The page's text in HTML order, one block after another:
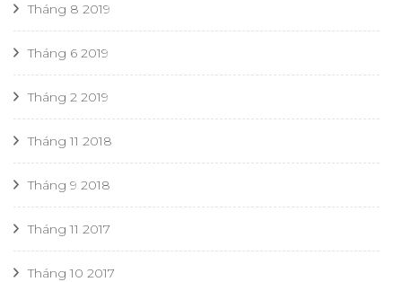
Tháng 8 2019
Tháng 6 2019
Tháng 2 2019
Tháng 11 2018
Tháng 9 2018
Tháng 11 2017
Tháng 10 2017